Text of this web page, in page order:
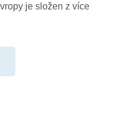
14:00
je složen z více